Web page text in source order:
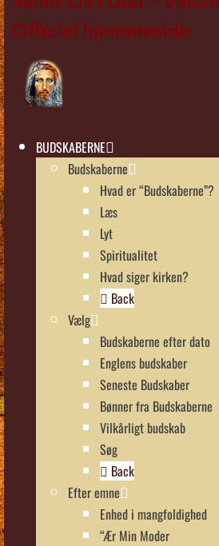
Officiel hjemmeside
BUDSKABERNE
Budskaberne
Hvad er “Budskaberne”?
Læs
Lyt
Spiritualitet
Hvad siger kirken?
Back
Vælg
Budskaberne efter dato
Englens budskaber
Seneste Budskaber
Bønner fra Budskaberne
Vilkårligt budskab
Søg
Back
Efter emne
Enhed i mangfoldighed
“Ær Min Moder